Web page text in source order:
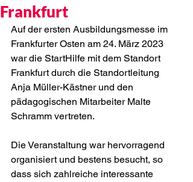
Frankfurt
Auf der ersten Ausbildungsmesse im
Frankfurter Osten am 24. März 2023
war die StartHilfe mit dem Standort
Frankfurt durch die Standortleitung
Anja Müller-Kästner und den
pädagogischen Mitarbeiter Malte
Schramm vertreten.
Die Veranstaltung war hervorragend
organisiert und bestens besucht, so
dass sich zahlreiche interessante